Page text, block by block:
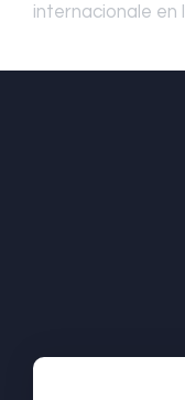
internacionale en